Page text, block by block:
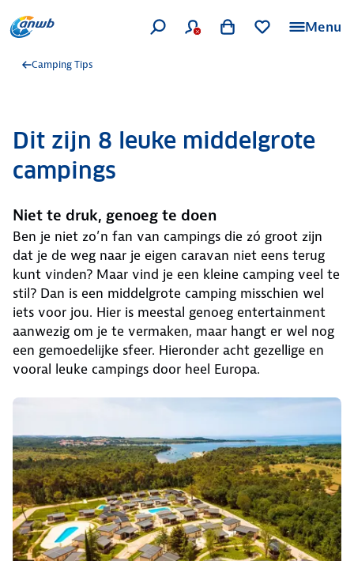
Menu
Camping Tips
Dit zijn 8 leuke middelgrote
campings
Niet te druk, genoeg te doen
Ben je niet zo’n fan van campings die zó groot zijn
dat je de weg naar je eigen caravan niet eens terug
kunt vinden? Maar vind je een kleine camping veel te
stil? Dan is een middelgrote camping misschien wel
iets voor jou. Hier is meestal genoeg entertainment
aanwezig om je te vermaken, maar hangt er wel nog
een gemoedelijke sfeer. Hieronder acht gezellige en
vooral leuke campings door heel Europa.